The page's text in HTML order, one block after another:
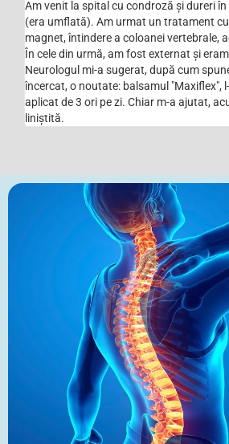
Am venit la spital cu condroză și dureri
(era umflată). Am urmat un tratament
magnet, întindere a coloanei vertebrale,
În cele din urmă, am fost externat și
Neurologul mi-a sugerat, după cum
încercat, o noutate: balsamul "Maxiflex",
aplicat de 3 ori pe zi. Chiar m-a ajutat,
liniștită.